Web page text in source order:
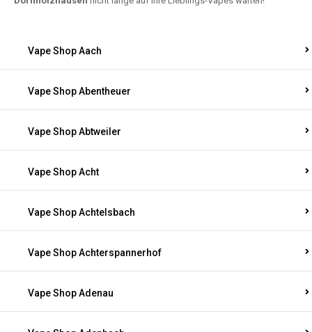
Vape Shop Aach
Vape Shop Abentheuer
Vape Shop Abtweiler
Vape Shop Acht
Vape Shop Achtelsbach
Vape Shop Achterspannerhof
Vape Shop Adenau